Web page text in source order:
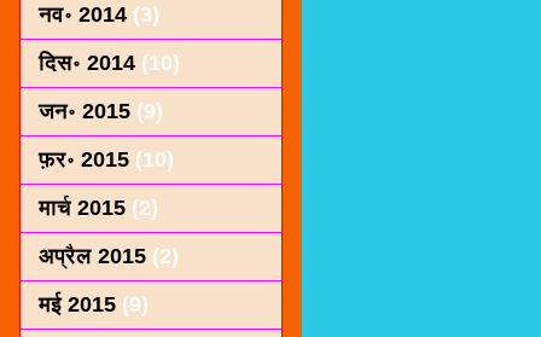
नव॰ 2014 (3)
दिस॰ 2014 (10)
जन॰ 2015 (9)
फ़र॰ 2015 (10)
मार्च 2015 (2)
अप्रैल 2015 (2)
मई 2015 (9)